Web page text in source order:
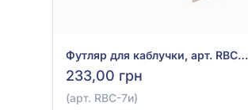
Футляр для каблучки, арт. RBC-7и
233,00 грн
(арт. RBC-7и)